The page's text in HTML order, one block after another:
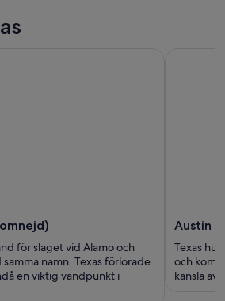
för slaget vid Alamo och
namn. Texas förlorade
en viktig vändpunkt i
Austin
Texas
och
känsla av